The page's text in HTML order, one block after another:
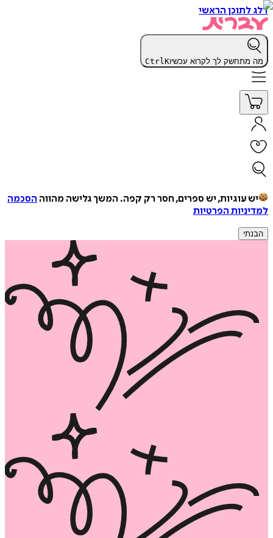
דלג לתוכן הראשי
מה מתחשק לך לקרוא עכשיו CtrlK
יש עוגיות, יש ספרים, חסר רק קפה. המשך גלישה מהווה הסכמה
למדיניות הפרטיות
הבנתי